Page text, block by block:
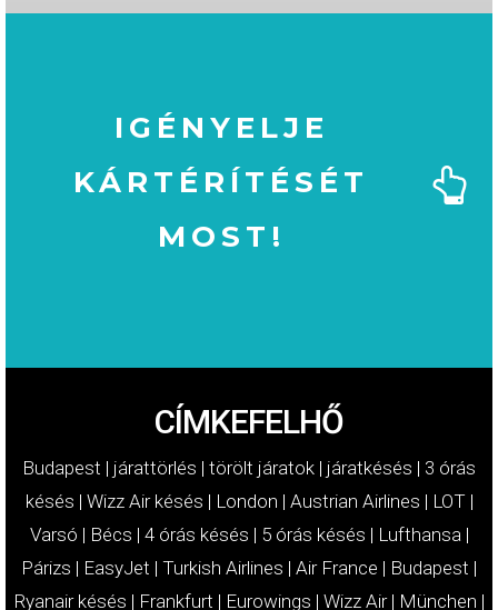
IGÉNYELJE
KÁRTÉRÍTÉSÉT
MOST!
CÍMKEFELHŐ
Budapest | járattörlés | törölt járatok | járatkésés | 3 órás
késés | Wizz Air késés | London | Austrian Airlines | LOT|
Varsó | Bécs | 4 órás késés | 5 órás késés | Lufthansa|
Párizs | EasyJet | Turkish Airlines | Air France | Budapest |
Ryanair késés | Frankfurt | Eurowings | Wizz Air| München |